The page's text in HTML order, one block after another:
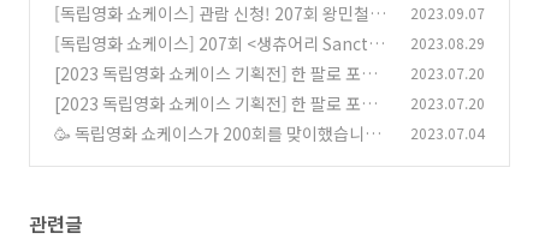
[독립영화 쇼케이스] 관람 신청! 207회 왕민철 <
생츄어리 Sanctuary>
(0)
2023.09.07
[독립영화 쇼케이스] 207회 <생츄어리 Sanctua
ry> 왕민철
(1)
2023.08.29
[2023 독립영화 쇼케이스 기획전] 한 팔로 포옹
하기: 작품 정보
(0)
2023.07.20
[2023 독립영화 쇼케이스 기획전] 한 팔로 포옹
하기 (0)
2023.07.20
🥳 독립영화 쇼케이스가 200회를 맞이했습니다!
2023.07.04
관련글